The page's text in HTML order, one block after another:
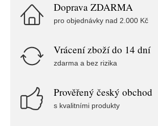
Doprava ZDARMA
pro objednávky nad 2.000 Kč
Vrácení zboží do 14 dní
zdarma a bez rizika
Prověřený český obchod
s kvalitními produkty